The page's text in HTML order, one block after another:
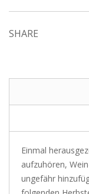
SHARE
Einmal
aufzuhören,
ungefähr